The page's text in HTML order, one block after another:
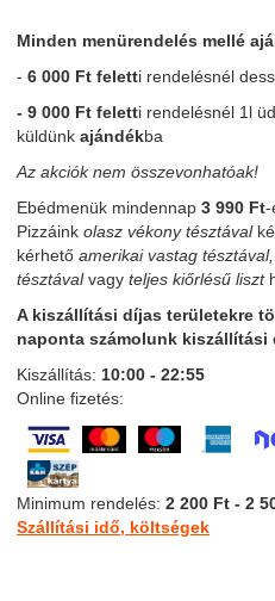
Minden menürendelés mellé
- 6 000 Ft feletti rendelésnél
- 9 000 Ft feletti rendelésnél 1l
küldünk ajándékba
Az akciók nem összevonhatóak!
Ebédmenük mindennap 3 990 Ft-
Pizzáink olasz vékony tésztával
kérhető amerikai vastag
tésztávalvagy teljes kiőrlésű liszt
A kiszállítási díjas területekre
naponta számolunk kiszállítási
Kiszállítás: 10:00 - 22:55
Online fizetés:
Minimum rendelés: 2 200 Ft - 2
Szállítási idő, költségek